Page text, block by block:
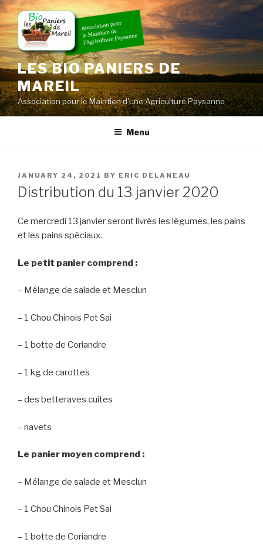
Skip
to
content
LES BIO PANIERS DE
MAREIL
Association pour le Maintien d'une Agriculture Paysanne
Menu
POSTED
ON
JANUARY 24, 2021 BY ERIC DELANEAU
Distribution du 13 janvier 2020
Ce mercredi 13 janvier seront livrés les légumes, les pains
et les pains spéciaux.
Le petit panier comprend :
– Mélange de salade et Mesclun
– 1 Chou Chinois Pet Sai
– 1 botte de Coriandre
– 1 kg de carottes
– des betteraves cuites
– navets
Le panier moyen comprend :
– Mélange de salade et Mesclun
– 1 Chou Chinois Pet Sai
– 1 botte de Coriandre